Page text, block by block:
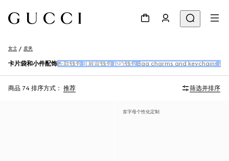
女士 皮夹
卡片袋和小件配饰 长款钱包 可肩背钱包 小巧钱包 Bag charms and keychains 手
商品 74 排序方式： 推荐 筛选并排序
首字母个性化定制